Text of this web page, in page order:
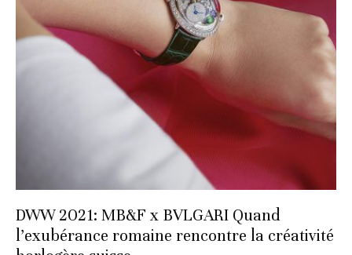
DWW 2021: MB&F x BVLGARI Quand
l’exubérance romaine rencontre la créativité